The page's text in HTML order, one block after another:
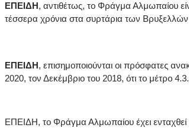
ΕΠΕΙΔΗ, αντιθέτως, το Φράγμα Αλμωπαίου
τέσσερα χρόνια στα συρτάρια των
ΕΠΕΙΔΗ, επισημοποιούνται οι πρόσφατες
2020, τον Δεκέμβριο του 2018, ότι το μέτρο
ΕΠΕΙΔΗ, το Φράγμα Αλμωπαίου έχει